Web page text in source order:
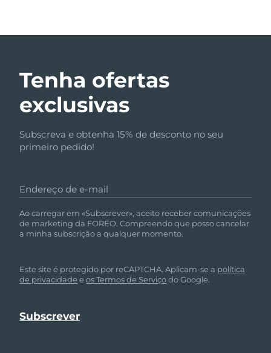
Tenha ofertas
exclusivas
Subscreva e obtenha 15% de desconto no seu
primeiro pedido!
Endereço de e-mail
Ao carregar em «Subscrever», aceito receber comunicações
de marketing da FOREO. Compreendo que posso cancelar
a minha subscrição a qualquer momento.
Este site é protegido por reCAPTCHA. Aplicam-se a política
de privacidade eos Termos de Serviçodo Google.